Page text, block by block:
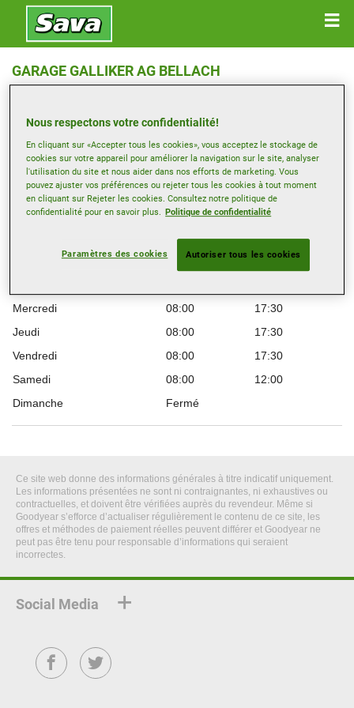
GARAGE GALLIKER AG BELLACH
Voir numéro de téléphone
galliker.bellach@carplanet.ch
08:00
17:30
Mercredi
08:00
17:30
Jeudi
08:00
17:30
Vendredi
08:00
17:30
Samedi
08:00
12:00
Dimanche
Fermé
Ce site web donne des informations générales à titre indicatif uniquement.
Les informations présentées ne sont ni contraignantes, ni exhaustives ou
contractuelles, et doivent être vérifiées auprès du revendeur. Même si
Goodyear s’efforce d’actualiser régulièrement le contenu de ce site, les
offres et méthodes de paiement réelles peuvent différer et Goodyear ne
peut pas être tenu pour responsable d’informations qui seraient
incorrectes.
Social Media
FacebookTwitter
Nous respectons votre confidentialité!
En cliquant sur «Accepter tous les cookies», vous acceptez le stockage de
cookies sur votre appareil pour améliorer la navigation sur le site, analyser
l'utilisation du site et nous aider dans nos efforts de marketing. Vous
pouvez ajuster vos préférences ou rejeter tous les cookies à tout moment
en cliquant sur Rejeter les cookies. Consultez notre politique de
confidentialité pour en savoir plus. Politique de confidentialité
Paramètres des cookies Autoriser tous les cookies